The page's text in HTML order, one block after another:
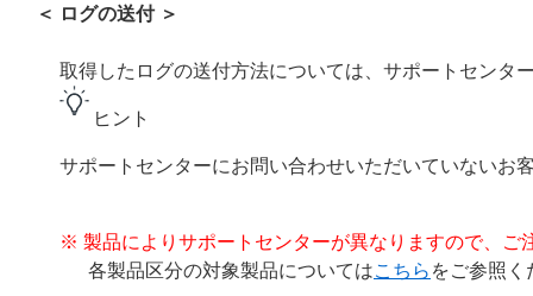
＜ ログの送付 ＞
取得したログの送付方法については、サポートセンタ
ヒント
サポートセンターにお問い合わせいただいていない
※ 製品によりサポートセンターが異なりますので、ご
各製品区分の対象製品についてはこちら をご参照く